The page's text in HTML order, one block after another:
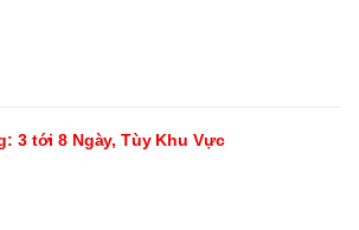
: 3 tới 8 Ngày, Tùy Khu Vực